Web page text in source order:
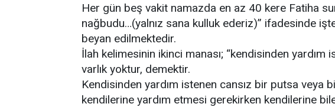
Her gün beş vakit namazda en az 40 kere Fatiha
nağbudu…(yalnız sana kulluk ederiz)” ifadesinde
beyan edilmektedir.
İlah kelimesinin ikinci manası; “kendisinden yardım
varlık yoktur, demektir.
Kendisinden yardım istenen cansız bir putsa veya
kendilerine yardım etmesi gerekirken kendilerine